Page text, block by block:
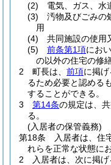
(2)
電気、ガス、水
(3)
汚物及びごみの
用
(4)
共同施設の使用
(5)
前条第1項にお
の以外の住宅の修
2
町長は、 前項に掲
るため必要と認める
することができる。
3
第14条の規定は、
る。
(入居者の保管義務)
第18条
入居者は、住
れらを正常な状態に
2
入居者は、次に掲